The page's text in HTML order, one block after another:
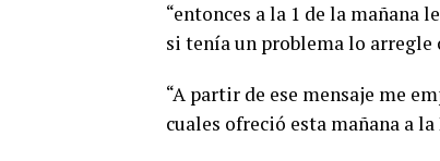
“entonces a la 1 de la mañana
si tenía un problema lo arregle
“A partir de ese mensaje me
cuales ofreció esta mañana a